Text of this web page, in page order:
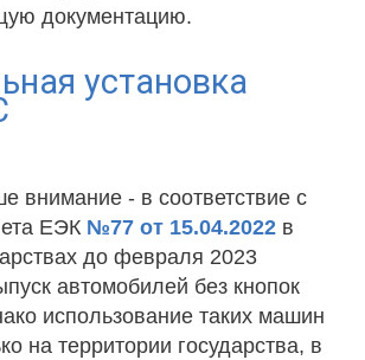
документацию.
установка
внимание - в соответствие с
ЕЭК №77 от 15.04.2022 в
до февраля 2023
автомобилей без кнопок
использование таких машин
на территории государства, в